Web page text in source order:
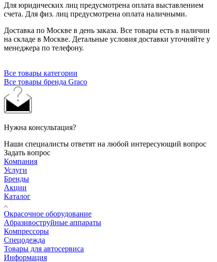
Для юридических лиц предусмотрена оплата выставлением
счета. Для физ. лиц предусмотрена оплата наличными.
Доставка по Москве в день заказа. Все товары есть в наличии
на складе в Москве. Детальные условия доставки уточняйте у
менеджера по телефону.
Все товары категории
Все товары бренда Graco
Нужна консультация?
Наши специалисты ответят на любой интересующий вопрос
Задать вопрос
Компания
Услуги
Бренды
Акции
Каталог
Окрасочное оборудование
Aбразивоструйные аппараты
Компрессоры
Спецодежда
Товары для автосервиса
Информация